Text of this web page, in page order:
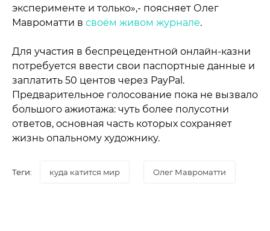
эксперименте и только»,- поясняет Олег
Мавроматти в своём живом журнале.
Для участия в беспрецедентной онлайн-казни
потребуется ввести свои паспортные данные и
заплатить 50 центов через PayPal.
Предварительное голосование пока не вызвало
большого ажиотажа: чуть более полусотни
ответов, основная часть которых сохраняет
жизнь опальному художнику.
Теги: куда катится мир Олег Мавроматти